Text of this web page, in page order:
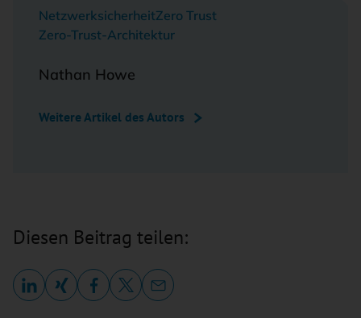
NetzwerksicherheitZero Trust
Zero-Trust-Architektur
Nathan Howe
Weitere Artikel des Autors
Diesen Beitrag teilen: